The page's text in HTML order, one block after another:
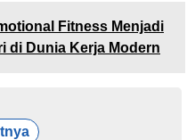
Fitness Menjadi
di Dunia Kerja Modern